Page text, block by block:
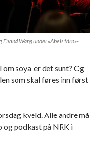
Eivind Wang under «Abels tårn»-
soya, er det sunt? Og
som skal føres inn først
kveld. Alle andre må
og podkast på NRK i